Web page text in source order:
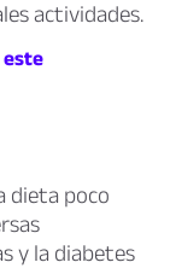
actividades.
este
dieta poco
y la diabetes